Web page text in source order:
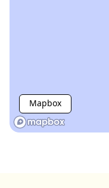
Mapbox